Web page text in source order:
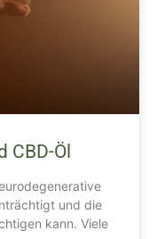
CBD-Öl
und die
kann. Viele